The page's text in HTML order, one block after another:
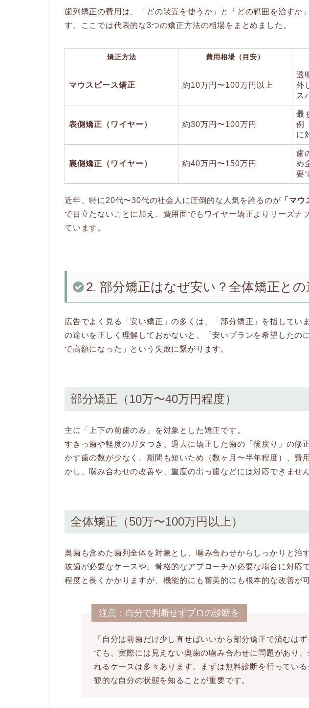
歯列矯正の費用は、「どの装置を使うか」と「どの範囲を治すか
す。ここでは代表的な3つの矯正方法の相場をまとめました。
矯正方法 費用相場（目安）
マウスピース矯正 約10万円〜100万円以上
透
外
ス
表側矯正（ワイヤー） 約30万円〜100万円
最
例
に
裏側矯正（ワイヤー） 約40万円〜150万円
歯
め
要
近年、特に20代〜30代の社会人に圧倒的な人気を誇るのが 「マウ
で目立たないことに加え、費用面でもワイヤー矯正よりリーズナ
ています。
2. 部分矯正はなぜ安い？全体矯正との
広告でよく見る「安い矯正」の多くは、「部分矯正」を指してい
の違いを正しく理解しておかないと、「安いプランを希望したの
で高額になった」という失敗に繋がります。
部分矯正（10万〜40万円程度）
主に「上下の前歯のみ」を対象とした矯正です。
すきっ歯や軽度のガタつき、過去に矯正した歯の「後戻り」の修
かす歯の数が少なく、期間も短いため（数ヶ月〜半年程度）、費
かし、噛み合わせの改善や、重度の出っ歯などには対応できません
全体矯正（50万〜100万円以上）
奥歯も含めた歯列全体を対象とし、噛み合わせからしっかりと治
抜歯が必要なケースや、骨格的なアプローチが必要な場合に対応
程度と長くかかりますが、機能的にも審美的にも根本的な改善が
注意：自分で判断せずプロの診断を
「自分は前歯だけ少し直せばいいから部分矯正で済むは
ても、実際には見えない奥歯の噛み合わせに問題があり
れるケースは多々あります。まずは無料診断を行ってい
観的な自分の状態を知ることが重要です。